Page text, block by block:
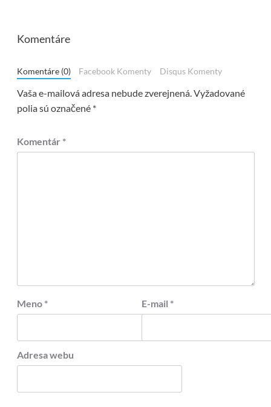
Komentáre
Komentáre (0) Facebook Komenty Disqus Komenty
Vaša e-mailová adresa nebude zverejnená.Vyžadované
polia sú označené *
Komentár *
Meno * E-mail *
Adresa webu